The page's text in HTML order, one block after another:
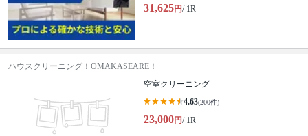
31,625円/ 1R
ハウスクリーニング！OMAKASEARE！
空室クリーニング
4.63(200件)
23,000円/ 1R